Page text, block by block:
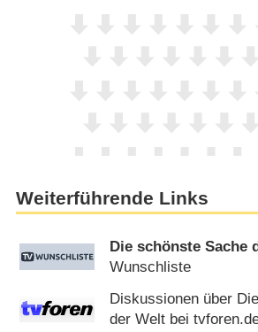
Weiterführende Links
Die schönste Sache
Wunschliste
Diskussionen über
der Welt bei